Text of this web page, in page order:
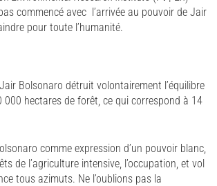
commencé avec l’arrivée au pouvoir de Jair
pour toute l’humanité.
Bolsonaro détruit volontairement l’équilibre
hectares de forêt, ce qui correspond à 14
comme expression d’un pouvoir blanc,
de l’agriculture intensive, l’occupation, et vol
tous azimuts. Ne l’oublions pas la